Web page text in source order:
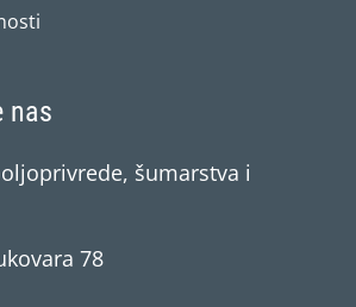
nas
šumarstva i
78